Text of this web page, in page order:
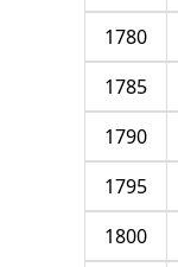
1780
1785
1790
1795
1800